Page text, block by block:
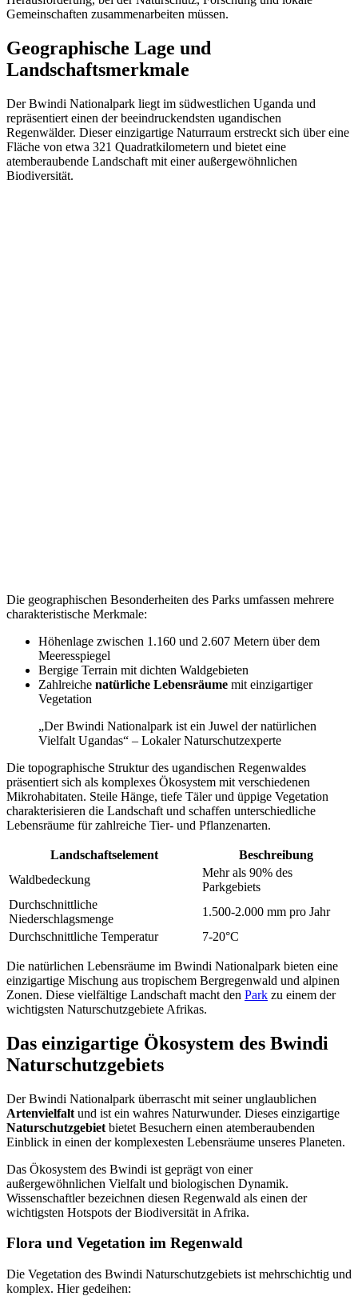
Gemeinschaften zusammenarbeiten müssen.
Geographische Lage und
Landschaftsmerkmale
Der Bwindi Nationalpark liegt im südwestlichen Uganda und
repräsentiert einen der beeindruckendsten ugandischen
Regenwälder. Dieser einzigartige Naturraum erstreckt sich über eine
Fläche von etwa 321 Quadratkilometern und bietet eine
atemberaubende Landschaft mit einer außergewöhnlichen
Biodiversität.
Die geographischen Besonderheiten des Parks umfassen mehrere
charakteristische Merkmale:
Höhenlage zwischen 1.160 und 2.607 Metern über dem
Meeresspiegel
Bergige Terrain mit dichten Waldgebieten
Zahlreiche natürliche Lebensräume mit einzigartiger
Vegetation
„Der Bwindi Nationalpark ist ein Juwel der natürlichen
Vielfalt Ugandas“ – Lokaler Naturschutzexperte
Die topographische Struktur des ugandischen Regenwaldes
präsentiert sich als komplexes Ökosystem mit verschiedenen
Mikrohabitaten. Steile Hänge, tiefe Täler und üppige Vegetation
charakterisieren die Landschaft und schaffen unterschiedliche
Lebensräume für zahlreiche Tier- und Pflanzenarten.
Landschaftselement
Beschreibung
Waldbedeckung
Mehr als 90% des
Parkgebiets
Durchschnittliche
Niederschlagsmenge
1.500-2.000 mm pro Jahr
Durchschnittliche Temperatur
7-20°C
Die natürlichen Lebensräume im Bwindi Nationalpark bieten eine
einzigartige Mischung aus tropischem Bergregenwald und alpinen
Zonen. Diese vielfältige Landschaft macht den Park zu einem der
wichtigsten Naturschutzgebiete Afrikas.
Das einzigartige Ökosystem des Bwindi
Naturschutzgebiets
Der Bwindi Nationalpark überrascht mit seiner unglaublichen
Artenvielfalt und ist ein wahres Naturwunder. Dieses einzigartige
Naturschutzgebiet bietet Besuchern einen atemberaubenden
Einblick in einen der komplexesten Lebensräume unseres Planeten.
Das Ökosystem des Bwindi ist geprägt von einer
außergewöhnlichen Vielfalt und biologischen Dynamik.
Wissenschaftler bezeichnen diesen Regenwald als einen der
wichtigsten Hotspots der Biodiversität in Afrika.
Flora und Vegetation im Regenwald
Die Vegetation des Bwindi Naturschutzgebiets ist mehrschichtig und
komplex. Hier gedeihen: